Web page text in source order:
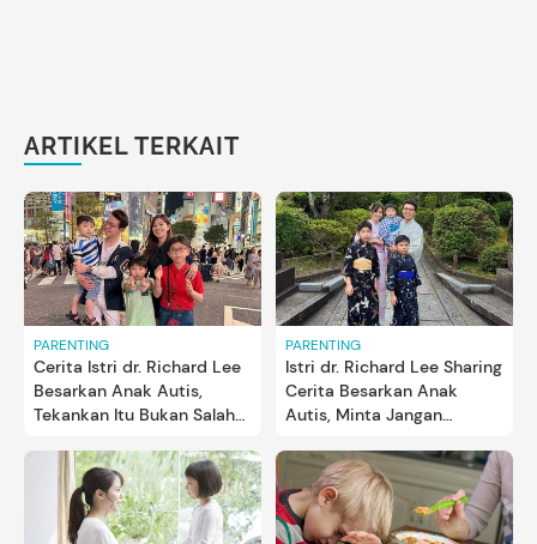
ARTIKEL TERKAIT
PARENTING
Cerita Istri dr. Richard Lee
Besarkan Anak Autis,
Tekankan Itu Bukan Salah
PARENTING
Istri dr. Richard Lee Sharing
Cerita Besarkan Anak
Autis, Minta Jangan